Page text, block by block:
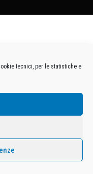
tecnici, per le statistiche e